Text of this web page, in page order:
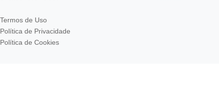
Termos de Uso
Política de Privacidade
Política de Cookies